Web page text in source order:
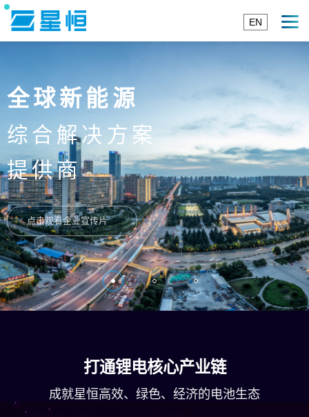
EN
22年
专注电池研发制造
点击观看企业宣传片
打通锂电核心产业链
成就星恒高效、绿色、经济的电池生态